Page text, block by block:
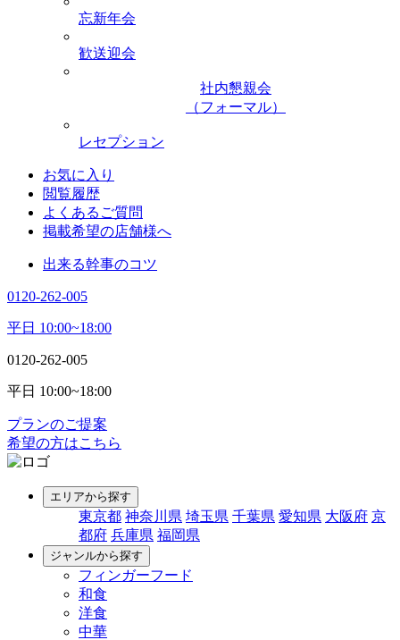
忘新年会
歓送迎会
社内懇親会
（フォーマル）
レセプション
お気に入り
閲覧履歴
よくあるご質問
掲載希望の店舗様へ
出来る幹事のコツ
0120-262-005
平日 10:00~18:00
0120-262-005
平日 10:00~18:00
プランのご提案
希望の方はこちら
エリアから探す
東京都 神奈川県 埼玉県 千葉県 愛知県 大阪府 京
都府 兵庫県 福岡県
ジャンルから探す
フィンガーフード
和食
洋食
中華